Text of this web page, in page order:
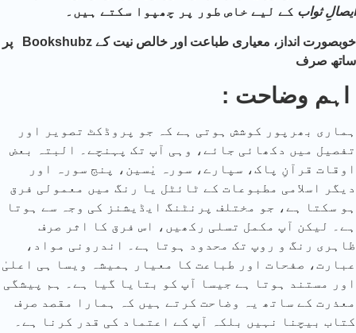
ایصالِثواب کے لیے خاص طور پر چھپوا سکتے ہیں۔
پر Bookshubz خوبصورت انداز، معیاری طباعت اور خالص نیت کے
ساتھ صرف
: اہم وضاحت
ہماری بھرپور کوشش ہوتی ہے کہ جو پروڈکٹ تصویر اور
تفصیل میں دکھائی جائے، وہی آپ تک پہنچے۔ البتہ بعض
اوقات قرآنِ پاک، سپارے، سورہ یٰسین، پنج سورہ اور
دیگر اسلامی مطبوعات کے ٹائٹل یا رنگ میں معمولی فرق
ہو سکتا ہے، جو مختلف پرنٹنگ ایڈیشنز کی وجہ سے ہوتا
ہے۔ لیکن آپ مکمل تسلی رکھیں، اس فرق کا اثر صرف
ظاہری رنگ و روپ تک محدود ہوتا ہے۔ اندرونی مواد،
عبارت، صفحات اور طباعت کا معیار ہمیشہ ویسا ہی اعلیٰ
اور مستند ہوتا ہے جیسا آپ کو بتایا گیا ہے۔ ہم پیشگی
معذرت کے ساتھ یہ وضاحت کرتے ہیں کہ ہمارا مقصد صرف
کتاب بیچنا نہیں بلکہ آپ کے اعتماد کی قدر کرنا ہے۔